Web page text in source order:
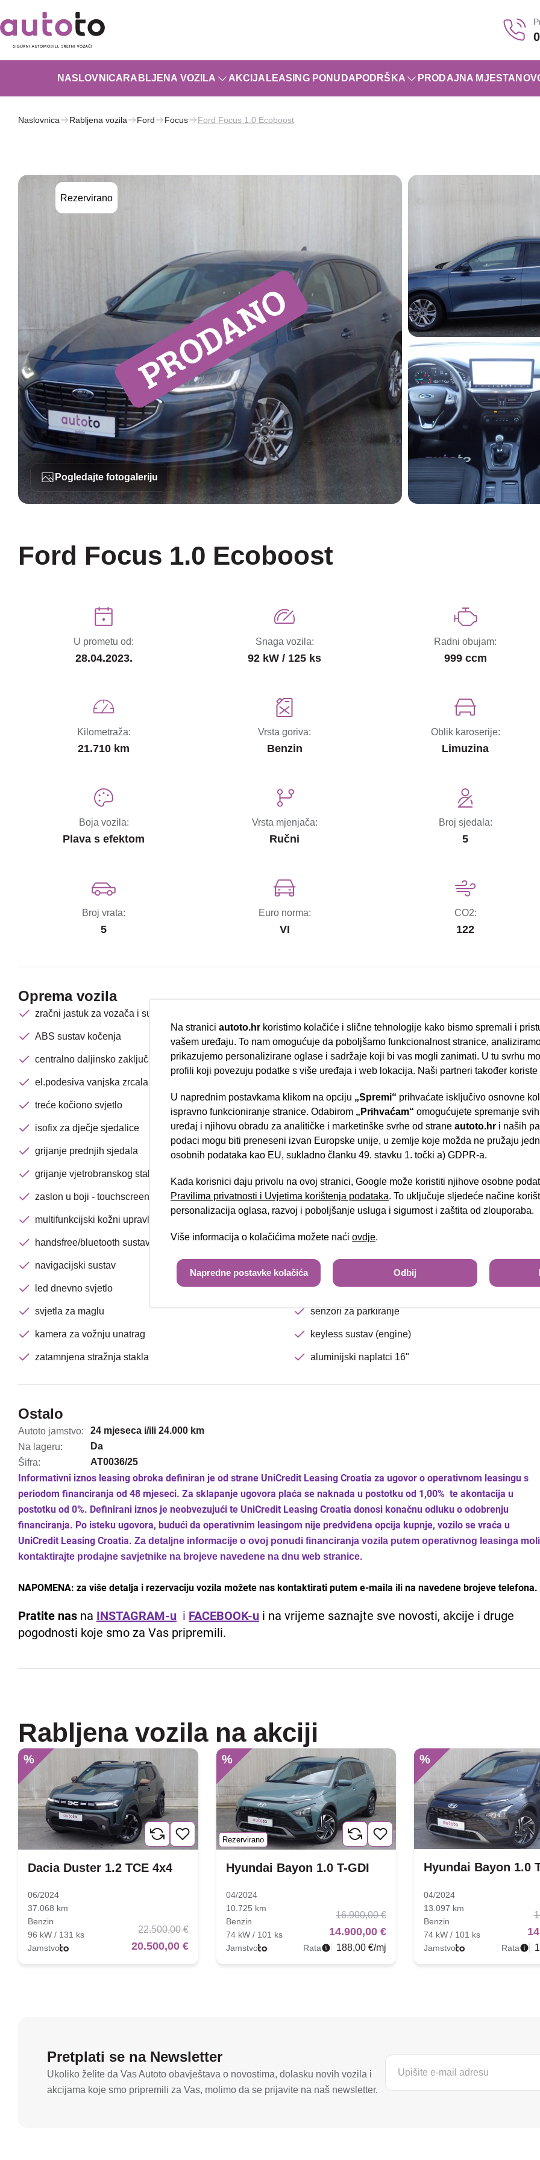
NASLOVNICA RABLJENA VOZILA AKCIJA LEASING PONUDA PODRŠKA PRODAJNA MJESTA
Naslovnica Rabljena vozila Ford Focus Ford Focus 1.0 Ecoboost
Rezervirano
Pogledajte fotogaleriju
Ford Focus 1.0 Ecoboost
U prometu od:
28.04.2023.
Snaga vozila:
92 kW / 125 ks
Radni obujam:
999 ccm
Kilometraža:
21.710 km
Vrsta goriva:
Benzin
Oblik karoserije:
Limuzina
Boja vozila:
Plava s efektom
Vrsta mjenjača:
Ručni
Broj sjedala:
5
Broj vrata:
5
Euro norma:
VI
CO2:
122
Oprema vozila
zračni jastuk za vozača i suvozača
ABS sustav kočenja ESP sustav stabilnosti
centralno daljinsko zaključavanje el.podizači stakala
el.podesiva vanjska zrcala
treće kočiono svjetlo djeljiva i preklopiva stražnja klupa
isofix za dječje sjedalice sjedalo vozača podesivo po visini
grijanje prednjih sjedala grijano kolo upravljača
grijanje vjetrobranskog stakla
zaslon u boji - touchscreen automatski klima uređaj
multifunkcijski kožni upravljač
handsfree/bluetooth sustav tempomat
navigacijski sustav središnji naslon za ruke
led dnevno svjetlo Bi-Led svjetla
svjetla za maglu senzori za parkiranje
kamera za vožnju unatrag keyless sustav (engine)
zatamnjena stražnja stakla aluminijski naplatci 16"
Ostalo
Autoto jamstvo:
24 mjeseca i/ili 24.000 km
Na lageru:
Da
Šifra:
AT0036/25
Informativni iznos leasing obroka definiran je od strane UniCredit Leasing Croatia za ugovor o operativnom leasingu s
periodom financiranja od 48 mjeseci. Za sklapanje ugovora plaća se naknada u postotku od 1,00% te akontacija u
postotku od 0%. Definirani iznos je neobvezujući te UniCredit Leasing Croatia donosi konačnu odluku o odobrenju
financiranja. Po isteku ugovora, budući da operativnim leasingom nije predviđena opcija kupnje, vozilo se vraća u
UniCredit Leasing Croatia. Za detaljne informacije o ovoj ponudi financiranja vozila putem operativnog leasinga
kontaktirajte prodajne savjetnike na brojeve navedene na dnu web stranice.
NAPOMENA: za više detalja i rezervaciju vozila možete nas kontaktirati putem e-maila ili na navedene brojeve telefona.
Pratite nas na INSTAGRAM-u i FACEBOOK-u i na vrijeme saznajte sve novosti, akcije i druge
pogodnosti koje smo za Vas pripremili.
Rabljena vozila na akciji
%
Dacia Duster 1.2 TCE 4x4
06/2024
37.068 km
Benzin
96 kW / 131 ks
Jamstvo
22.500,00 €
20.500,00 €
%
Rezervirano
Hyundai Bayon 1.0 T-GDI
04/2024
10.725 km
Benzin
74 kW / 101 ks
Jamstvo
16.900,00 €
14.900,00 €
Rata 188,00 €/mj
%
Hyundai Bayon 1.0
04/2024
13.097 km
Benzin
74 kW / 101 ks
Jamstvo
Rata
Pretplati se na Newsletter
Ukoliko želite da Vas Autoto obavještava o novostima, dolasku novih vozila i
akcijama koje smo pripremili za Vas, molimo da se prijavite na naš newsletter.
Nova lokacija - Slavonska
Na stranici autoto.hr koristimo kolačiće i slične tehnologije kako bismo spremali i
vašem uređaju. To nam omogućuje da poboljšamo funkcionalnost stranice,
prikazujemo personalizirane oglase i sadržaje koji bi vas mogli zanimati. U tu svrhu
profili koji povezuju podatke s više uređaja i web lokacija. Naši partneri također
U naprednim postavkama klikom na opciju „Spremi“ prihvaćate isključivo osnovne
ispravno funkcioniranje stranice. Odabirom „Prihvaćam“ omogućujete spremanje
uređaj i njihovu obradu za analitičke i marketinške svrhe od strane autoto.hr i naših
podaci mogu biti preneseni izvan Europske unije, u zemlje koje možda ne pružaju
osobnih podataka kao EU, sukladno članku 49. stavku 1. točki a) GDPR-a.
Kada korisnici daju privolu na ovoj stranici, Google može koristiti njihove osobne
Pravilima privatnosti i Uvjetima korištenja podataka. To uključuje sljedeće načine
personalizacija oglasa, razvoj i poboljšanje usluga i sigurnost i zaštita od zlouporaba.
Više informacija o kolačićima možete naći ovdje.
Napredne postavke kolačića Odbij